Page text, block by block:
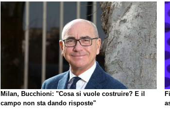
Milan, Bucchioni: "Cosa si vuole costruire? E il
campo non sta dando risposte"